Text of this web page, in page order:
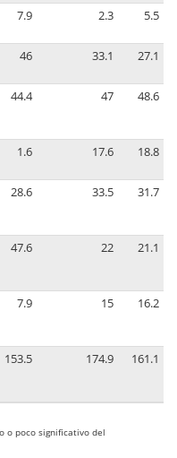
7.9 2.3 5.5
46 33.1 27.1
44.4 47 48.6
1.6 17.6 18.8
28.6 33.5 31.7
47.6 22 21.1
7.9 15 16.2
153.5 174.9 161.1
o poco significativo del